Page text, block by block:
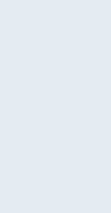
화만 되뇌는 것은
"이라고 말했다. 하
플러스냐, 결론적
입은 644억8000만
가했다. IT 품목
▲화공품
억4000만달러 적자
억7000만달러 흑자